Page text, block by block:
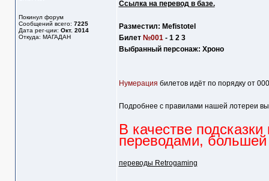
Покинул форум
Сообщений всего: 7225
Дата рег-ции: Окт. 2014
Откуда: МАГАДАН
Ссылка на перевод в базе.
Разместил: Mefistotel
Билет №001- 1 2 3
Выбранный персонаж: Хроно
Нумерация билетов идёт по порядку от
Подробнее с правилами нашей лотереи
В качестве
переводами, большей
переводы Retrogaming